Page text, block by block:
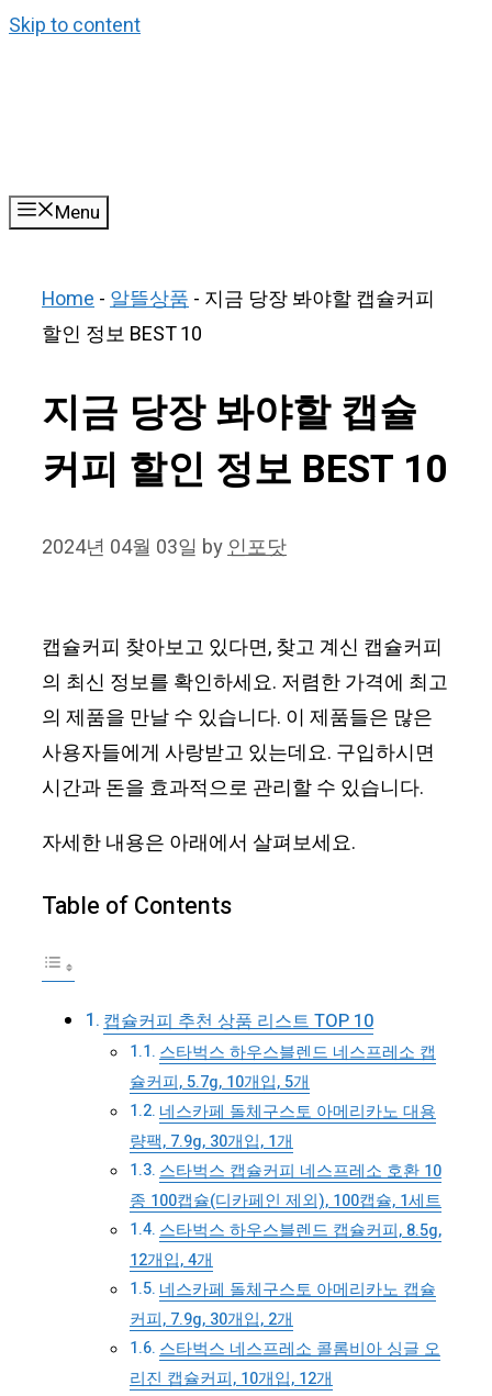
Skip to content
Menu
Home-알뜰상품- 지금 당장 봐야할 캡슐커피
할인 정보 BEST 10
지금 당장 봐야할 캡슐
커피 할인 정보 BEST 10
2024년 04월 03일 by인포닷
캡슐커피 찾아보고 있다면, 찾고 계신 캡슐커피
의 최신 정보를 확인하세요. 저렴한 가격에 최고
의 제품을 만날 수 있습니다. 이 제품들은 많은
사용자들에게 사랑받고 있는데요. 구입하시면
시간과 돈을 효과적으로 관리할 수 있습니다.
자세한 내용은 아래에서 살펴보세요.
Table of Contents
캡슐커피 추천 상품 리스트 TOP 10
스타벅스 하우스블렌드 네스프레소 캡
슐커피, 5.7g, 10개입, 5개
네스카페 돌체구스토 아메리카노 대용
량팩, 7.9g, 30개입, 1개
스타벅스 캡슐커피 네스프레소 호환 10
종 100캡슐(디카페인 제외), 100캡슐, 1세트
스타벅스 하우스블렌드 캡슐커피, 8.5g,
12개입, 4개
네스카페 돌체구스토 아메리카노 캡슐
커피, 7.9g, 30개입, 2개
스타벅스 네스프레소 콜롬비아 싱글 오
리진 캡슐커피, 10개입, 12개